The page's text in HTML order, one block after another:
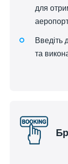
для
Введіть
та